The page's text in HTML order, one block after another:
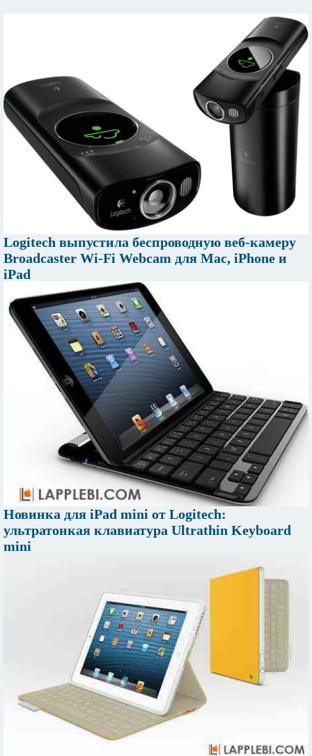
Logitech выпустила беспроводную веб-камеру
Broadcaster Wi-Fi Webcam для Mac, iPhone и
iPad
Новинка для iPad mini от Logitech:
ультратонкая клавиатура Ultrathin Keyboard
mini